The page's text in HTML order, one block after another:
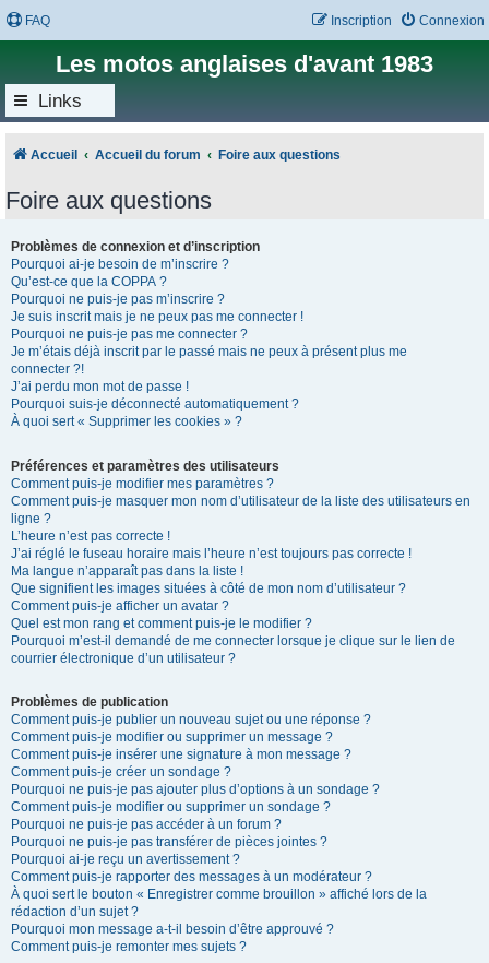
FAQ Connexion
Inscription
Les motos anglaises d'avant 1983
Links
Accueil Accueil du forum Foire aux questions
Foire aux questions
Problèmes de connexion et d’inscription
Pourquoi ai-je besoin de m’inscrire ?
Qu’est-ce que la COPPA ?
Pourquoi ne puis-je pas m’inscrire ?
Je suis inscrit mais je ne peux pas me connecter !
Pourquoi ne puis-je pas me connecter ?
Je m’étais déjà inscrit par le passé mais ne peux à présent plus me
connecter ?!
J’ai perdu mon mot de passe !
Pourquoi suis-je déconnecté automatiquement ?
À quoi sert « Supprimer les cookies » ?
Préférences et paramètres des utilisateurs
Comment puis-je modifier mes paramètres ?
Comment puis-je masquer mon nom d’utilisateur de la liste des utilisateurs en
ligne ?
L’heure n’est pas correcte !
J’ai réglé le fuseau horaire mais l’heure n’est toujours pas correcte !
Ma langue n’apparaît pas dans la liste !
Que signifient les images situées à côté de mon nom d’utilisateur ?
Comment puis-je afficher un avatar ?
Quel est mon rang et comment puis-je le modifier ?
Pourquoi m’est-il demandé de me connecter lorsque je clique sur le lien de
courrier électronique d’un utilisateur ?
Problèmes de publication
Comment puis-je publier un nouveau sujet ou une réponse ?
Comment puis-je modifier ou supprimer un message ?
Comment puis-je insérer une signature à mon message ?
Comment puis-je créer un sondage ?
Pourquoi ne puis-je pas ajouter plus d’options à un sondage ?
Comment puis-je modifier ou supprimer un sondage ?
Pourquoi ne puis-je pas accéder à un forum ?
Pourquoi ne puis-je pas transférer de pièces jointes ?
Pourquoi ai-je reçu un avertissement ?
Comment puis-je rapporter des messages à un modérateur ?
À quoi sert le bouton « Enregistrer comme brouillon » affiché lors de la
rédaction d’un sujet ?
Pourquoi mon message a-t-il besoin d’être approuvé ?
Comment puis-je remonter mes sujets ?